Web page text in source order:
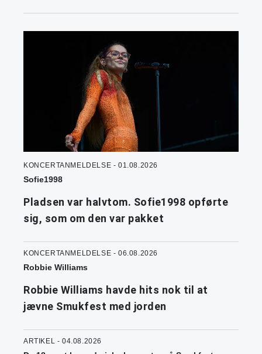
KONCERTANMELDELSE - 01.08.2026
Sofie1998
Pladsen var halvtom. Sofie1998 opførte
sig, som om den var pakket
KONCERTANMELDELSE - 06.08.2026
Robbie Williams
Robbie Williams havde hits nok til at
jævne Smukfest med jorden
ARTIKEL - 04.08.2026